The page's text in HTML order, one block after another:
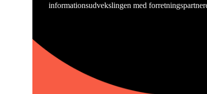
informationsudvekslingen med